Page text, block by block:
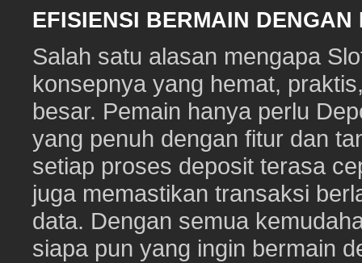
EFISIENSI BERMAIN
Salah satu alasan mengapa
konsepnya yang hemat,
besar. Pemain hanya perlu
yang penuh dengan fitur dan
setiap proses deposit terasa
juga memastikan transaksi
data. Dengan semua
siapa pun yang ingin bermain